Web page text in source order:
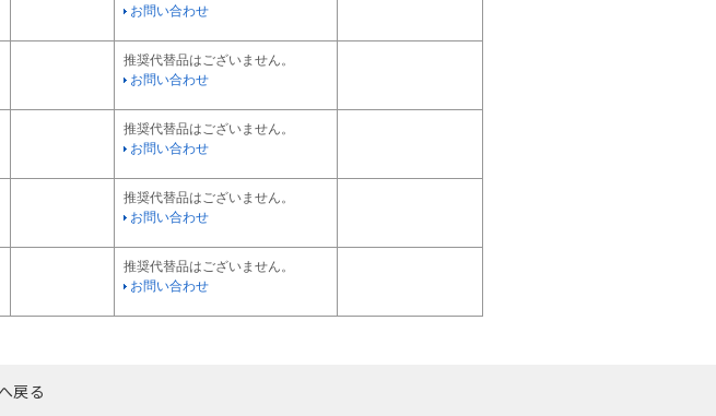
お問い合わせ
推奨代替品はございません。
お問い合わせ
推奨代替品はございません。
お問い合わせ
推奨代替品はございません。
お問い合わせ
推奨代替品はございません。
お問い合わせ
戻る